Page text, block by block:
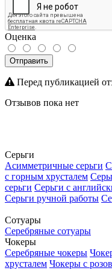
Оценка
Отправить
Перед публикацией
Отзывов пока нет
Серьги
Асимметричные серьги
с горным хрусталем
серьги Серьги с
Серьги ручной работы
Сотуары
Серебряные сотуары
Чокеры
Серебряные чокеры
хрусталем Чокеры с